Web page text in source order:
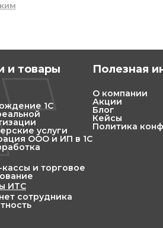
и товары
1С
услуги
ООО и ИП в 1С
и торговое
ИТС
сотрудника
Полезная
О компании
Акции
Блог
Кейсы
Политика